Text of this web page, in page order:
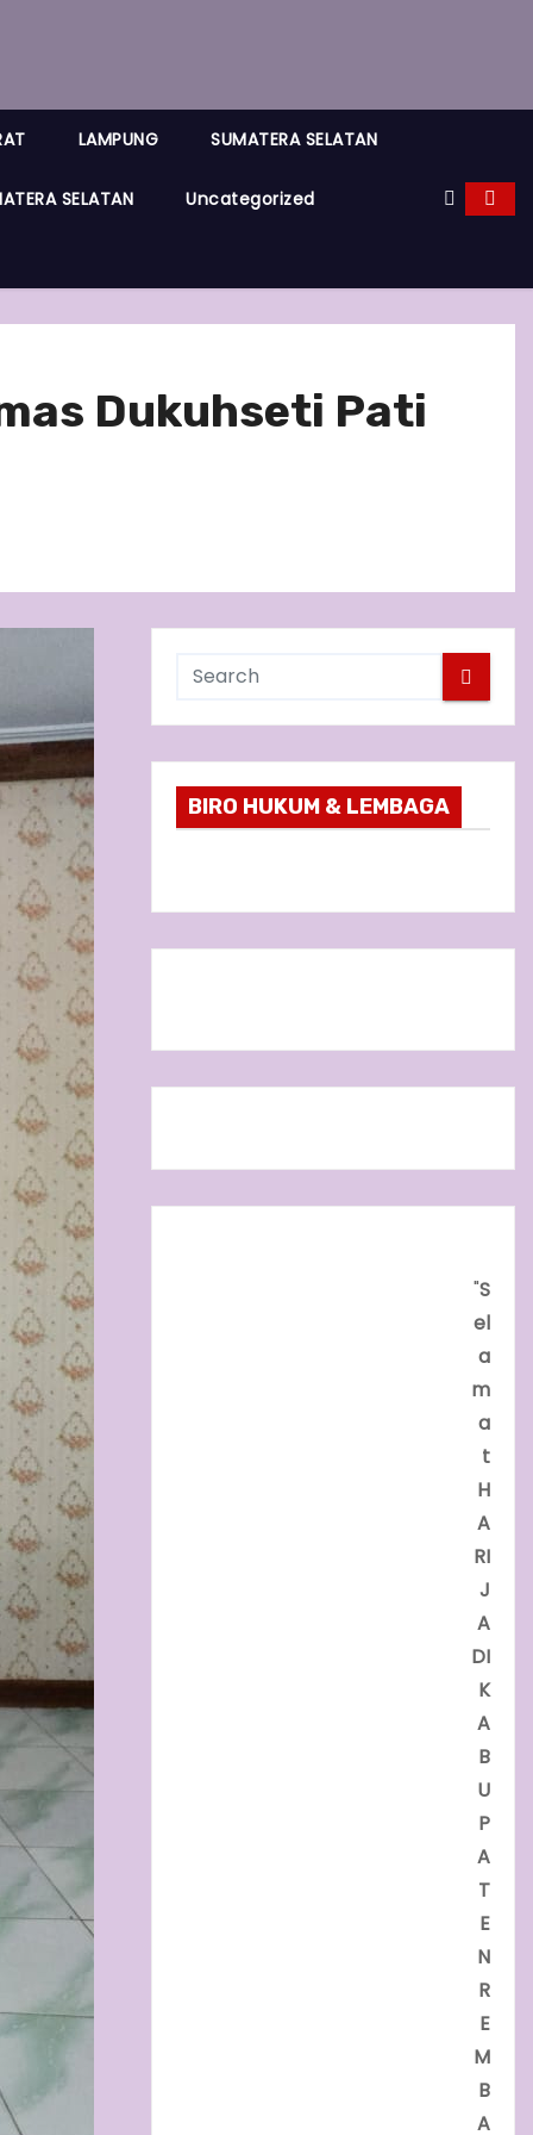
LAMPUNG SUMATERA SELATAN
SELATAN Uncategorized
Dukuhseti Pati
BIRO HUKUM & LEMBAGA
"S
el
a
m
a
t
H
A
RI
J
A
DI
K
A
B
U
P
A
T
E
N
R
E
M
B
A